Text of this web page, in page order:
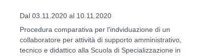
Dal 03.11.2020 al 10.11.2020
Procedura comparativa per l'indviduazione di un
collaboratore per attività di supporto amministrativo,
tecnico e didattico alla Scuola di Specializzazione in